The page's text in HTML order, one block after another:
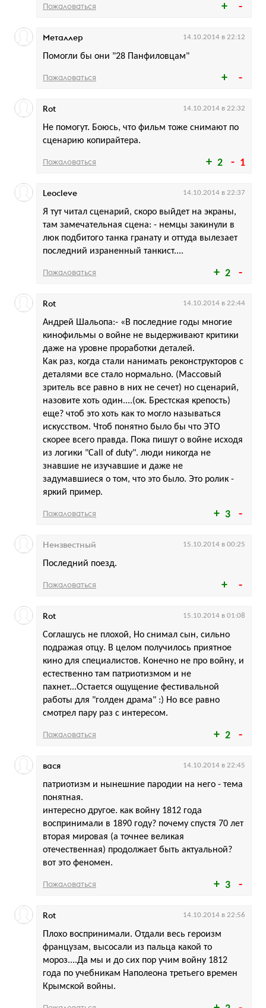
Пожаловаться
Помогли бы они "28 Панфиловцам"
Металлер 14.10.2014 в 22:12
Пожаловаться
2 1
Не помогут. Боюсь, что фильм тоже снимают по
сценарию копирайтера.
Rot 14.10.2014 в 22:32
Пожаловаться
2
Я тут читал сценарий, скоро выйдет на экраны,
там замечательная сцена: - немцы закинули в
люк подбитого танка гранату и оттуда вылезает
последний израненный танкист....
Leocleve 14.10.2014 в 22:37
Пожаловаться
3
Андрей Шальопа:- «В последние годы многие
кинофильмы о войне не выдерживают критики
даже на уровне проработки деталей.
Как раз, когда стали нанимать реконструкторов с
деталями все стало нормально. (Массовый
зритель все равно в них не сечет) но сценарий,
назовите хоть один....(ок. Брестская крепость)
еще? чтоб это хоть как то могло называться
искусством. Чтоб понятно было бы что ЭТО
скорее всего правда. Пока пишут о войне исходя
из логики "Call of duty". люди никогда не
знавшие не изучавшие и даже не
задумавшиеся о том, что это было. Это ролик -
яркий пример.
Rot 14.10.2014 в 22:44
Пожаловаться
Последний поезд.
Неизвестный 15.10.2014 в 00:25
Пожаловаться
2
Соглашусь не плохой, Но снимал сын, сильно
подражая отцу. В целом получилось приятное
кино для специалистов. Конечно не про войну, и
естественно там патриотизмом и не
пахнет...Остается ощущение фестивальной
работы для "голден драма" :) Но все равно
смотрел пару раз с интересом.
Rot 15.10.2014 в 01:08
Пожаловаться
3
патриотизм и нынешние пародии на него - тема
понятная.
интересно другое. как войну 1812 года
воспринимали в 1890 году? почему спустя 70 лет
вторая мировая (а точнее великая
отечественная) продолжает быть актуальной?
вот это феномен.
вася 14.10.2014 в 22:45
Пожаловаться
Плохо воспринимали. Отдали весь героизм
французам, высосали из пальца какой то
мороз....Да мы и до сих пор учим войну 1812
года по учебникам Наполеона третьего времен
Крымской войны.
Rot 14.10.2014 в 22:56